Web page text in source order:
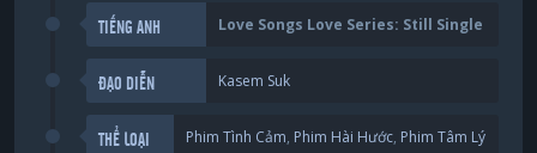
TIẾNG ANH Love Songs Love Series: Still Single
ĐẠO DIỄN Kasem Suk
THỂ LOẠI Phim Tình Cảm, Phim Hài Hước, Phim Tâm Lý